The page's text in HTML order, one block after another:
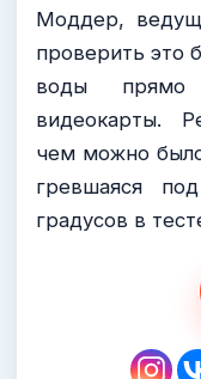
Моддер,
проверить это
воды прямо
видеокарты.
чем можно
гревшаяся
градусов в